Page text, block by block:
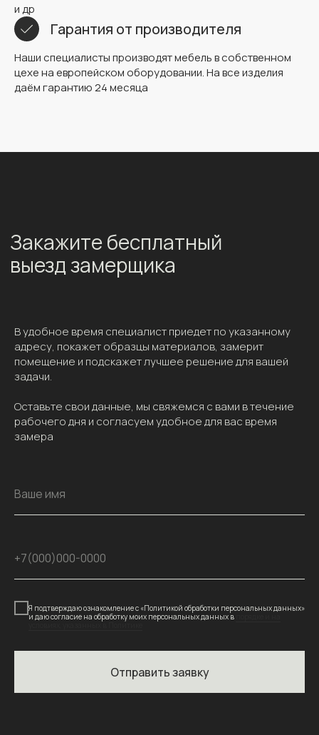
и др
Гарантия от производителя
Наши специалисты производят мебель в собственном
цехе на европейском оборудовании. На все изделия
даём гарантию 24 месяца
Закажите бесплатный
выезд замерщика
В удобное время специалист приедет по указанному
адресу, покажет образцы материалов, замерит
помещение и подскажет лучшее решение для вашей
задачи.
Оставьте свои данные, мы свяжемся с вами в течение
рабочего дня и согласуем удобное для вас время
замера
Ваше имя
+7(000)000-0000
Я подтверждаю ознакомление с «Политикой обработки персональных данных»
и даю согласие на обработку моих персональных данных в
условиях, указанных в Политике
Отправить заявку